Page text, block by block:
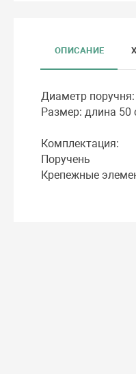
ОПИСАНИЕ
Диаметр
Размер: длина 50
Комплектация:
Поручень
Крепежные